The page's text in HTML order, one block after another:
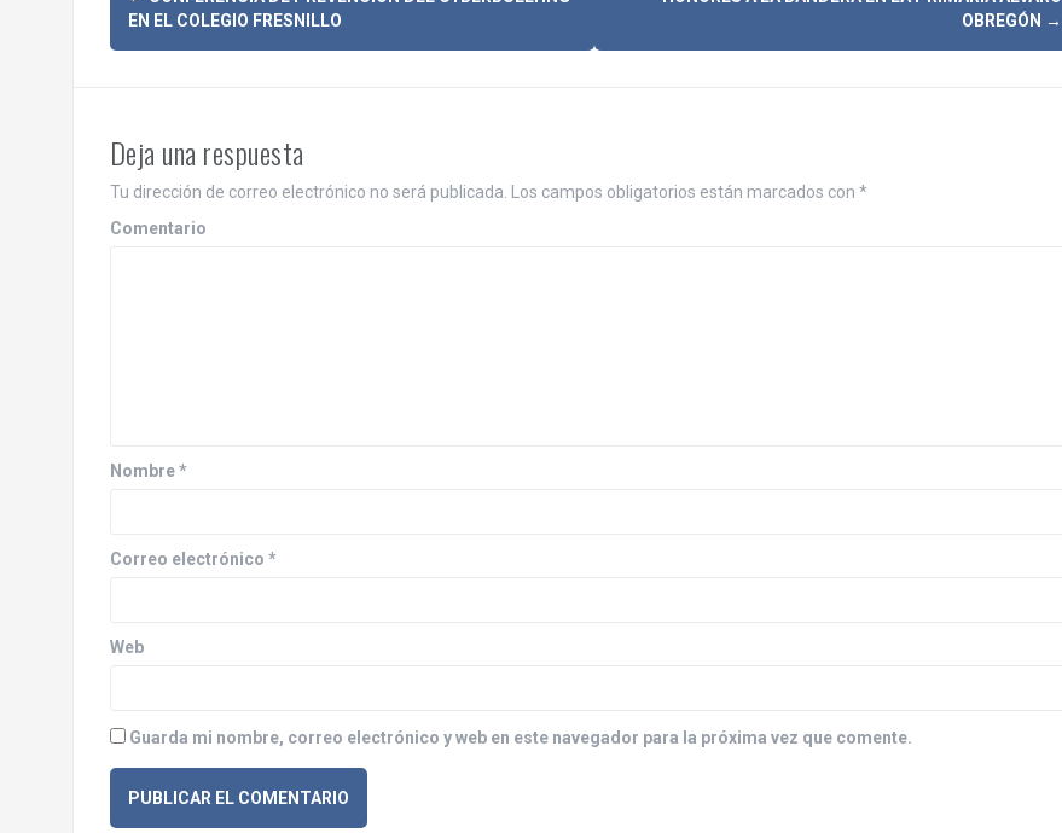
N
a
e
g
a
d
e
n
t
r
a
d
EN EL COLEGIO FRESNILLO
OBREGÓN →
Deja una respuesta
Tu dirección de correo electrónico no será publicada. Los campos obligatorios están marcados con *
Comentario
Nombre*
Correo electrónico *
Web
Guarda mi nombre, correo electrónico y web en este navegador para la próxima vez que comente.